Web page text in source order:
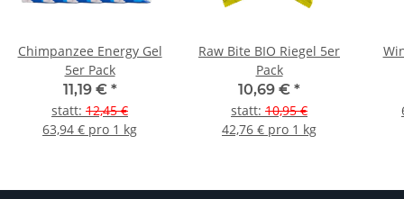
Chimpanzee Energy Gel
5er Pack
11,19 € *
statt: 12,45 €
63,94 € pro 1 kg
Raw Bite BIO Riegel 5er
Pack
10,69 € *
statt: 10,95 €
42,76 € pro 1 kg